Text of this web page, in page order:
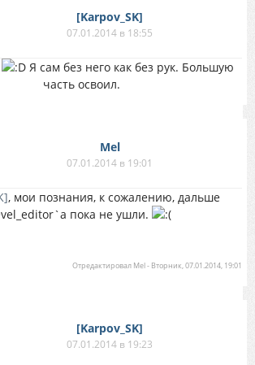
[Karpov_SK]
07.01.2014 в 18:55
Я сам без него как без рук. Большую
часть освоил.
Mel
07.01.2014 в 19:01
, мои познания, к сожалению, дальше
пока не ушли.
Отредактировал Mel- Вторник, 07.01.2014, 19:01
[Karpov_SK]
07.01.2014 в 19:23